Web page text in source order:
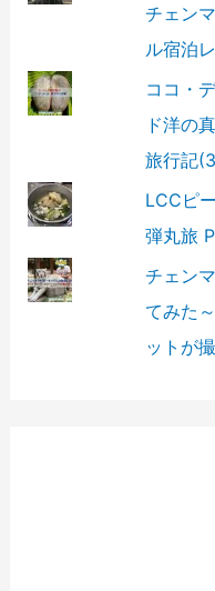
チェン
ル宿泊
ココ・
ド洋の
旅行記
LCCピ
弾丸旅
チェン
てみた
ットが